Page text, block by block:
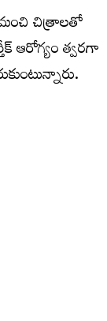
చిత్రాలతో
ఆరోగ్యం త్వరగా